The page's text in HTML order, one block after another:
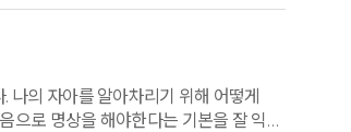
의 자아를 알아차리기 위해 어떻게
으로 명상을 해야한다는 기본을 잘 익혀